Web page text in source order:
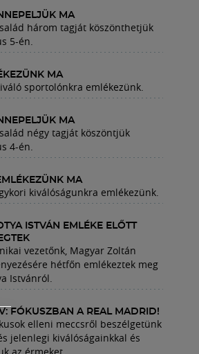
MA
három tagját köszönthetjük
5-én.
MA
sportolónkra emlékezünk.
MA
négy tagját köszöntjük
4-én.
MA
kiválóságunkra emlékezünk.
ISTVÁN EMLÉKE ELŐTT
vezetőnk, Magyar Zoltán
hétfőn emlékeztek meg
Istvánról.
FÓKUSZBAN A REAL MADRID!
elleni meccsről beszélgetünk
jelenlegi kiválóságainkkal és